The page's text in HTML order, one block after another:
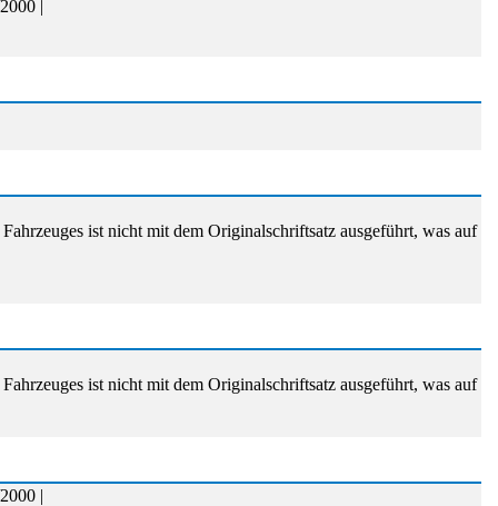
|
ist nicht mit dem Originalschriftsatz ausgeführt, was auf
ist nicht mit dem Originalschriftsatz ausgeführt, was auf
|